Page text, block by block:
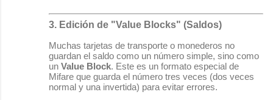
3. Edición de "Value Blocks" (Saldos)
Muchas tarjetas de transporte o monederos no
guardan el saldo como un número simple, sino como
un Value Block. Este es un formato especial de
Mifare que guarda el número tres veces (dos veces
normal y una invertida) para evitar errores.